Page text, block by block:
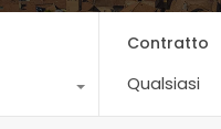
Contratto
Qualsiasi